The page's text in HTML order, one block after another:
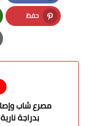
Facebook
حفظ
Pinterest
مصرع شاب
بدراجة